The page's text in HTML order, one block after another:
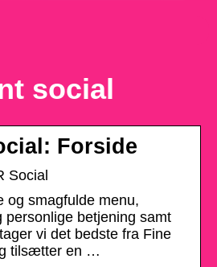
social
Forside
Social
og smagfulde menu,
betjening samt
vi det bedste fra Fine
tilsætter en …